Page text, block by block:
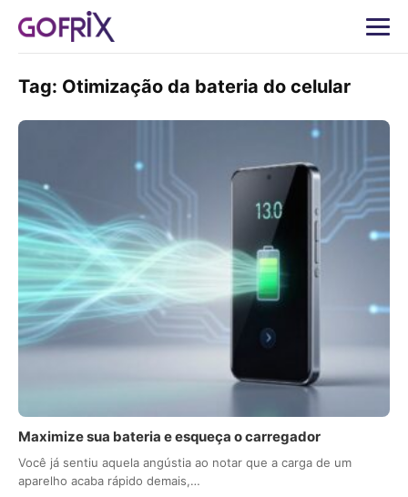
Tag: Otimização da bateria do celular
Maximize sua bateria e esqueça o carregador
Você já sentiu aquela angústia ao notar que a carga de um
aparelho acaba rápido demais,…